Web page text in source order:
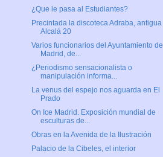
¿Que le pasa al Estudiantes?
Precintada la discoteca Adraba, antigua
Alcalá 20
Varios funcionarios del Ayuntamiento de
Madrid, de...
¿Periodismo sensacionalista o
manipulación informa...
La venus del espejo nos aguarda en El
Prado
On Ice Madrid. Exposición mundial de
esculturas de...
Obras en la Avenida de la Ilustración
Palacio de la Cibeles, el interior